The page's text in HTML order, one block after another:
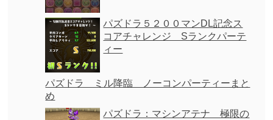
パズドラ５２００マンDL記念ス
コアチャレンジ Sランクパーテ
ィー
パズドラ ミル降臨 ノーコンパーティーまと
め
パズドラ：マシンアテナ 極限の